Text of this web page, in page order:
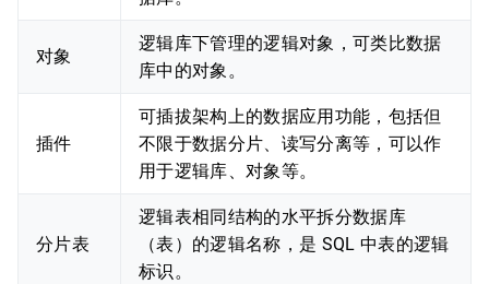
对象
逻辑库下管理的逻辑对象，可类比数据
库中的对象。
插件
可插拔架构上的数据应用功能，包括但
不限于数据分片、读写分离等，可以作
用于逻辑库、对象等。
分片表
逻辑表相同结构的水平拆分数据库
（表）的逻辑名称，是 SQL 中表的逻辑
标识。